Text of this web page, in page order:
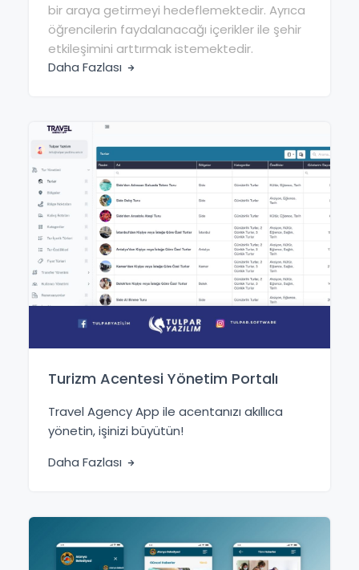
bir araya getirmeyi hedeflemektedir. Ayrıca
öğrencilerin faydalanacağı içerikler ile şehir
etkileşimini arttırmak istemektedir.
Daha Fazlası
Turizm Acentesi Yönetim Portalı
Travel Agency App ile acentanızı akıllıca
yönetin, işinizi büyütün!
Daha Fazlası